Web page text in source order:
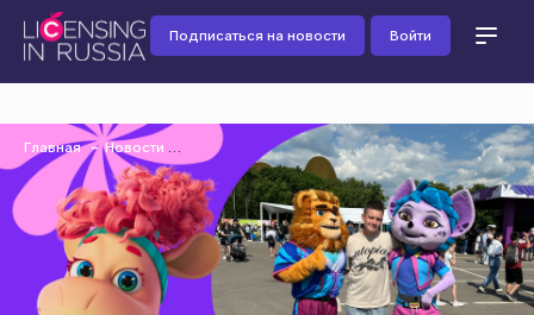
Подписаться на новости Войти
Главная Новости